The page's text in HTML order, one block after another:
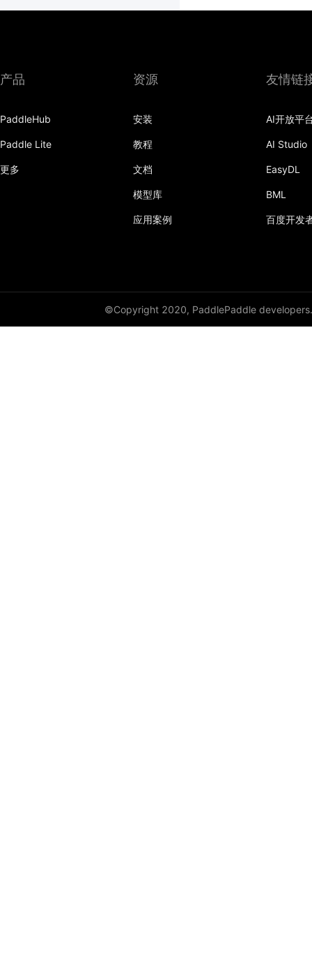
产品
PaddleHub
Paddle Lite
更多
资源
安装
教程
文档
模型库
应用案例
友情链
AI开放平
AI Studio
EasyDL
BML
百度开发
©Copyright 2020, PaddlePaddle developers.